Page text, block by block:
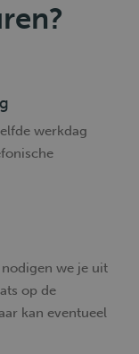
werkdag
we je uit
op de
kan eventueel